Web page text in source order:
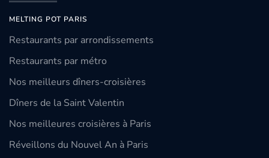
MELTING POT PARIS
Restaurants par arrondissements
Restaurants par métro
Nos meilleurs dîners-croisières
Dîners de la Saint Valentin
Nos meilleures croisières à Paris
Réveillons du Nouvel An à Paris